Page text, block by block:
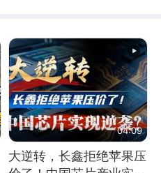
04:09
大逆转，长鑫拒绝苹果压